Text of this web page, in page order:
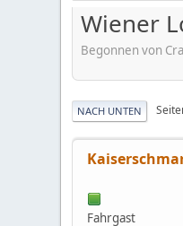
Wiener
Begonnen von
NACH UNTEN
Fahrgast